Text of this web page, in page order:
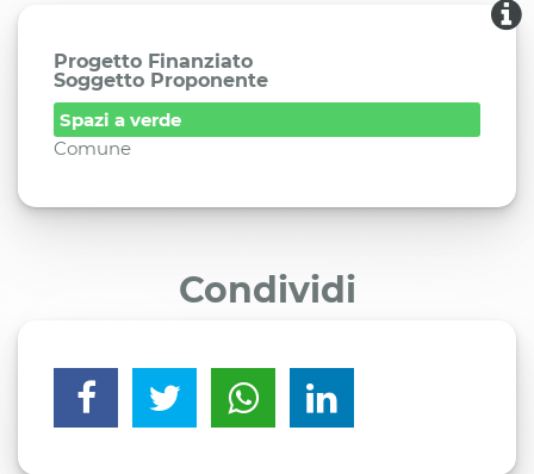
Progetto Finanziato
Soggetto Proponente
Spazi a verde
Comune
Condividi